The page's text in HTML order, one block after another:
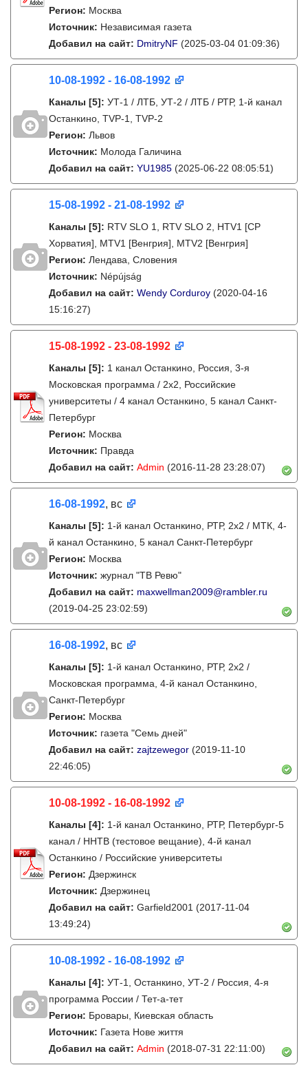
Регион: Москва
Источник: Независимая газета
Добавил на сайт: DmitryNF (2025-03-04 01:09:36)
10-08-1992 - 16-08-1992
Каналы [5]: УТ-1 / ЛТБ, УТ-2 / ЛТБ / РТР, 1-й канал
Останкино, TVP-1, TVP-2
Регион: Львов
Источник: Молода Галичина
Добавил на сайт: YU1985 (2025-06-22 08:05:51)
15-08-1992 - 21-08-1992
Каналы [5]: RTV SLO 1, RTV SLO 2, HTV1 [СР
Хорватия], MTV1 [Венгрия], MTV2 [Венгрия]
Регион: Лендава, Словения
Источник: Népújság
Добавил на сайт: Wendy Corduroy (2020-04-16
15:16:27)
15-08-1992 - 23-08-1992
Каналы [5]: 1 канал Останкино, Россия, 3-я
Московская программа / 2x2, Российские
университеты / 4 канал Останкино, 5 канал Санкт-
Петербург
Регион: Москва
Источник: Правда
Добавил на сайт: Admin (2016-11-28 23:28:07)
16-08-1992, вс
Каналы [5]: 1-й канал Останкино, РТР, 2х2 / МТК, 4-
й канал Останкино, 5 канал Санкт-Петербург
Регион: Москва
Источник: журнал "ТВ Ревю"
Добавил на сайт: maxwellman2009@rambler.ru
(2019-04-25 23:02:59)
16-08-1992, вс
Каналы [5]: 1-й канал Останкино, РТР, 2х2 /
Московская программа, 4-й канал Останкино,
Санкт-Петербург
Регион: Москва
Источник: газета "Семь дней"
Добавил на сайт: zajtzewegor (2019-11-10
22:46:05)
10-08-1992 - 16-08-1992
Каналы [4]: 1-й канал Останкино, РТР, Петербург-5
канал / ННТВ (тестовое вещание), 4-й канал
Останкино / Российские университеты
Регион: Дзержинск
Источник: Дзержинец
Добавил на сайт: Garfield2001 (2017-11-04
13:49:24)
10-08-1992 - 16-08-1992
Каналы [4]: УТ-1, Останкино, УТ-2 / Россия, 4-я
программа России / Тет-а-тет
Регион: Бровары, Киевская область
Источник: Газета Нове життя
Добавил на сайт: Admin (2018-07-31 22:11:00)